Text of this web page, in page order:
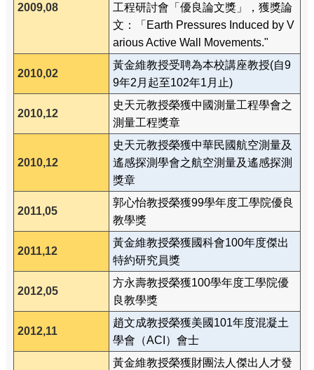
2009,08
工程研討會「優良論文獎」，獲獎論
文：「Earth Pressures Induced by V
arious Active Wall Movements."
2010,02
黃金維教授受聘為本校講座教授(自9
9年2月起至102年1月止)
2010,12
史天元教授榮獲中國測量工程學會之
測量工程獎章
2010,12
史天元教授榮獲中華民國航空測量及
遙感探測學會之航空測量及遙感探測
獎章
2011,05
郭心怡教授榮獲99學年度工學院優良
教學獎
2011,12
黃金維教授榮獲國科會100年度傑出
特約研究員獎
2012,05
方永壽教授榮獲100學年度工學院優
良教學獎
2012,11
趙文成教授榮獲美國101年度混凝土
學會（ACI）會士
黃金維教授榮獲財團法人傑出人才發